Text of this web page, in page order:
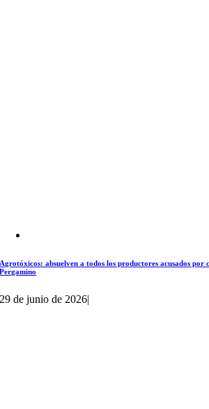
Agrotóxicos: absuelven a todos los productores acusados por
Pergamino
29 de junio de 2026|